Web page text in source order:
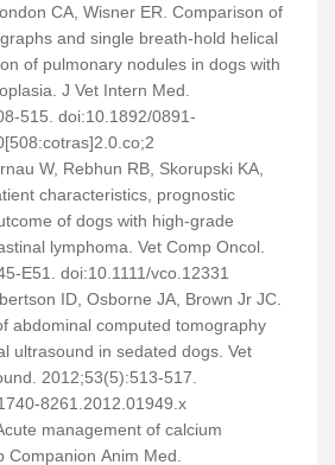
CA, Wisner ER. Comparison of
and single breath-hold helical
of pulmonary nodules in dogs with
J Vet Intern Med.
515. doi:10.1892/0891-
W, Rebhun RB, Skorupski KA,
characteristics, prognostic
of dogs with high-grade
lymphoma. Vet Comp Oncol.
E51. doi:10.1111/vco.12331
ID, Osborne JA, Brown Jr JC.
abdominal computed tomography
ultrasound in sedated dogs. Vet
2012;53(5):513-517.
8261.2012.01949.x
management of calcium
Companion Anim Med.